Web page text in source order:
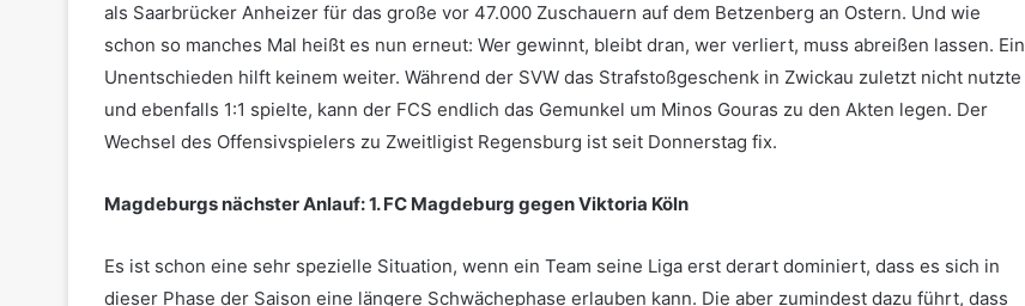
als Saarbrücker Anheizer für das große vor 47.000 Zuschauern auf dem Betzenberg an Ostern. Und wie
schon so manches Mal heißt es nun erneut: Wer gewinnt, bleibt dran, wer verliert, muss abreißen lassen. Ein
Unentschieden hilft keinem weiter. Während der SVW das Strafstoßgeschenk in Zwickau zuletzt nicht nutzte
und ebenfalls 1:1 spielte, kann der FCS endlich das Gemunkel um Minos Gouras zu den Akten legen. Der
Wechsel des Offensivspielers zu Zweitligist Regensburg ist seit Donnerstag fix.
Magdeburgs nächster Anlauf: 1. FC Magdeburg gegen Viktoria Köln
Es ist schon eine sehr spezielle Situation, wenn ein Team seine Liga erst derart dominiert, dass es sich in
dieser Phase der Saison eine längere Schwächephase erlauben kann. Die aber zumindest dazu führt, dass